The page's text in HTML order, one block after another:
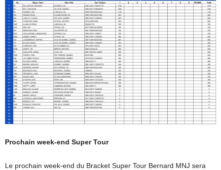
Prochain week-end Super Tour
Le prochain week-end du Bracket Super Tour Bernard MNJ sera